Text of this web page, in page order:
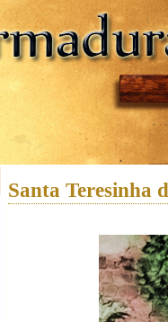
Santa Teresinha